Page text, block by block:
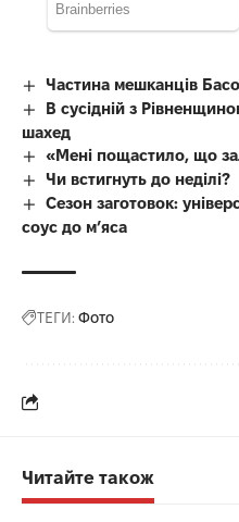
Частина мешканців
В сусідній з
шахед
«Мені пощастило, що
Чи встигнуть до неділі?
Сезон заготовок:
соус до мʼяса
ТЕГИ: Фото
Читайте також